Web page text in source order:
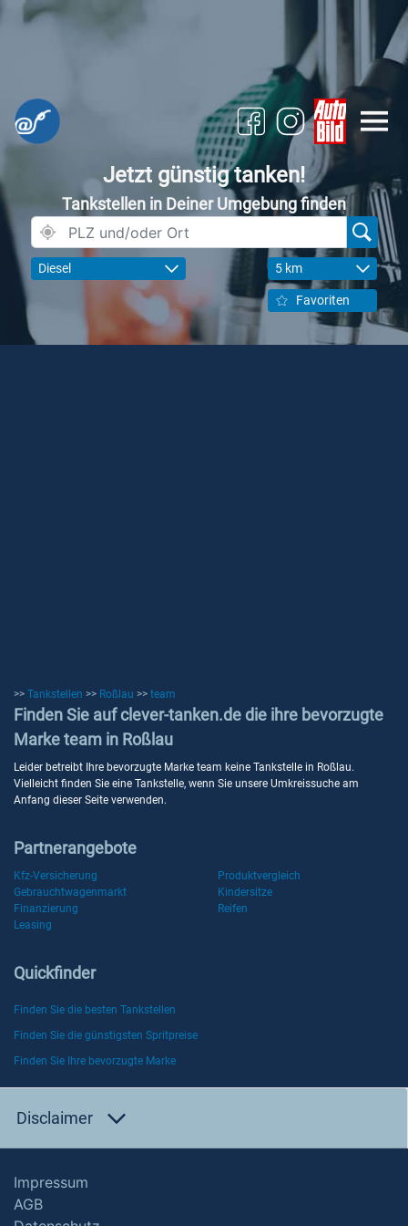
Jetzt günstig tanken!
Tankstellen in Deiner Umgebung finden
Diesel 5 km
Favoriten
>> Tankstellen >> Roßlau >> team
Finden Sie auf clever-tanken.de die ihre bevorzugte
Marke team in Roßlau
Leider betreibt Ihre bevorzugte Marke team keine Tankstelle in Roßlau.
Vielleicht finden Sie eine Tankstelle, wenn Sie unsere Umkreissuche am
Anfang dieser Seite verwenden.
Partnerangebote
Kfz-Versicherung
Produktvergleich
Gebrauchtwagenmarkt
Kindersitze
Finanzierung
Reifen
Leasing
Quickfinder
Finden Sie die besten Tankstellen
Finden Sie die günstigsten Spritpreise
Finden Sie Ihre bevorzugte Marke
Disclaimer
Impressum
AGB